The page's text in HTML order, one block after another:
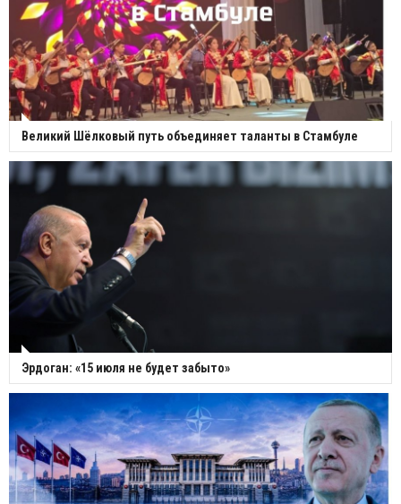
Великий Шёлковый путь объединяет таланты в Стамбуле
Эрдоган: «15 июля не будет забыто»